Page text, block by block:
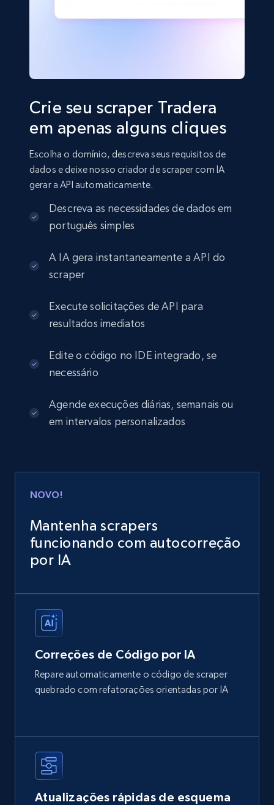
Crie seu scraper Tradera
em apenas alguns cliques
Escolha o domínio, descreva seus requisitos de
dados e deixe nosso criador de scraper com IA
gerar a API automaticamente.
Descreva as necessidades de dados em
português simples
A IA gera instantaneamente a API do
scraper
Execute solicitações de API para
resultados imediatos
Edite o código no IDE integrado, se
necessário
Agende execuções diárias, semanais ou
em intervalos personalizados
NOVO!
Mantenha scrapers
funcionando com autocorreção
por IA
Correções de Código por IA
Repare automaticamente o código de scraper
quebrado com refatorações orientadas por IA
Atualizações rápidas de esquema